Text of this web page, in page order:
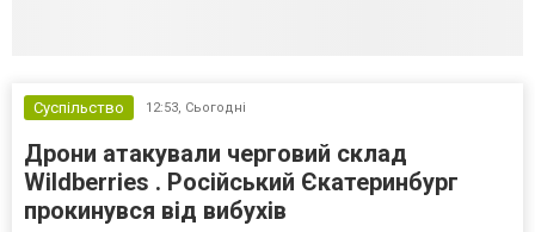
Суспільство 12:53, Сьогодні
Дрони атакували черговий склад
Wildberries . Російський Єкатеринбург
прокинувся від вибухів